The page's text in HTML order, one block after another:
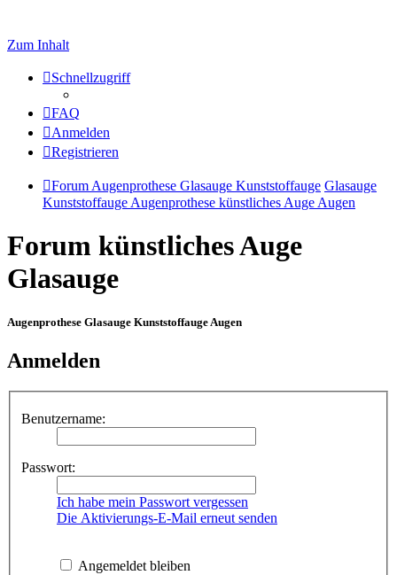
Zum Inhalt
Schnellzugriff
FAQ
Anmelden
Registrieren
Forum Augenprothese Glasauge Kunststoffauge Glasauge
Kunststoffauge Augenprothese künstliches Auge Augen
Forum künstliches Auge
Glasauge
Augenprothese Glasauge Kunststoffauge Augen
Anmelden
Benutzername:
Passwort:
Ich habe mein Passwort vergessen
Die Aktivierungs-E-Mail erneut senden
Angemeldet bleiben